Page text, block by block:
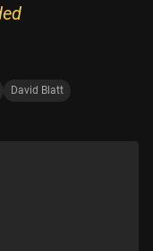
David Blatt